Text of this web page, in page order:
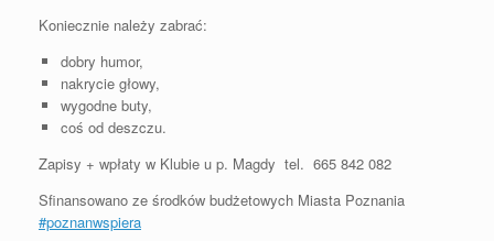
Koniecznie należy zabrać:
dobry humor,
nakrycie głowy,
wygodne buty,
coś od deszczu.
Zapisy + wpłaty w Klubie u p. Magdy tel. 665 842 082
Sfinansowano ze środków budżetowych Miasta Poznania
#poznanwspiera